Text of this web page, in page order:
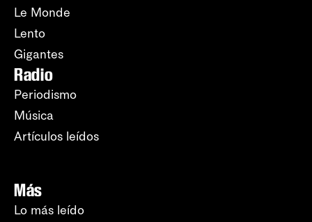
Le Monde
Lento
Gigantes
Radio
Periodismo
Música
Artículos leídos
Más
Lo más leído